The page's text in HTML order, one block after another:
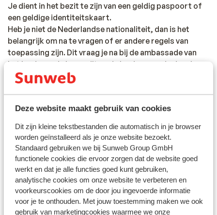
Deze website maakt gebruik van cookies
Dit zijn kleine tekstbestanden die automatisch in je browser
worden geïnstalleerd als je onze website bezoekt.
Standaard gebruiken we bij Sunweb Group GmbH
functionele cookies die ervoor zorgen dat de website goed
werkt en dat je alle functies goed kunt gebruiken,
analytische cookies om onze website te verbeteren en
voorkeurscookies om de door jou ingevoerde informatie
voor je te onthouden. Met jouw toestemming maken we ook
gebruik van marketingcookies waarmee we onze
Je dient in het bezit te zijn van een geldig paspoort of
een geldige identiteitskaart.
Heb je niet de Nederlandse nationaliteit, dan is het
belangrijk om na te vragen of er andere regels van
toepassing zijn. Dit vraag je na bij de ambassade van
het land waar je heen wilt en de landen waar je doorheen
reist.
Het reizen met de juiste documenten is jouw eigen
verantwoordelijkheid. Sunweb kan hiervoor niet
Vaccinatie:
Voor actuele informatie betreffende vaccinaties en
andere gegevens over gezondheid en reizen vind je op
de site van LCR: https://www.lcr.nl/.